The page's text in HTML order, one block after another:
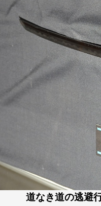
道なき道の逃避